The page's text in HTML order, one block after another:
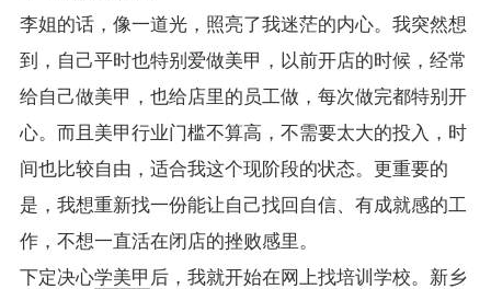
李姐的话，像一道光，照亮了我迷茫的内心。我突然想
到，自己平时也特别爱做美甲，以前开店的时候，经常
给自己做美甲，也给店里的员工做，每次做完都特别开
心。而且美甲行业门槛不算高，不需要太大的投入，时
间也比较自由，适合我这个现阶段的状态。更重要的
是，我想重新找一份能让自己找回自信、有成就感的工
作，不想一直活在闭店的挫败感里。
下定决心学美甲 后，我就开始在网上找培训学校。新乡